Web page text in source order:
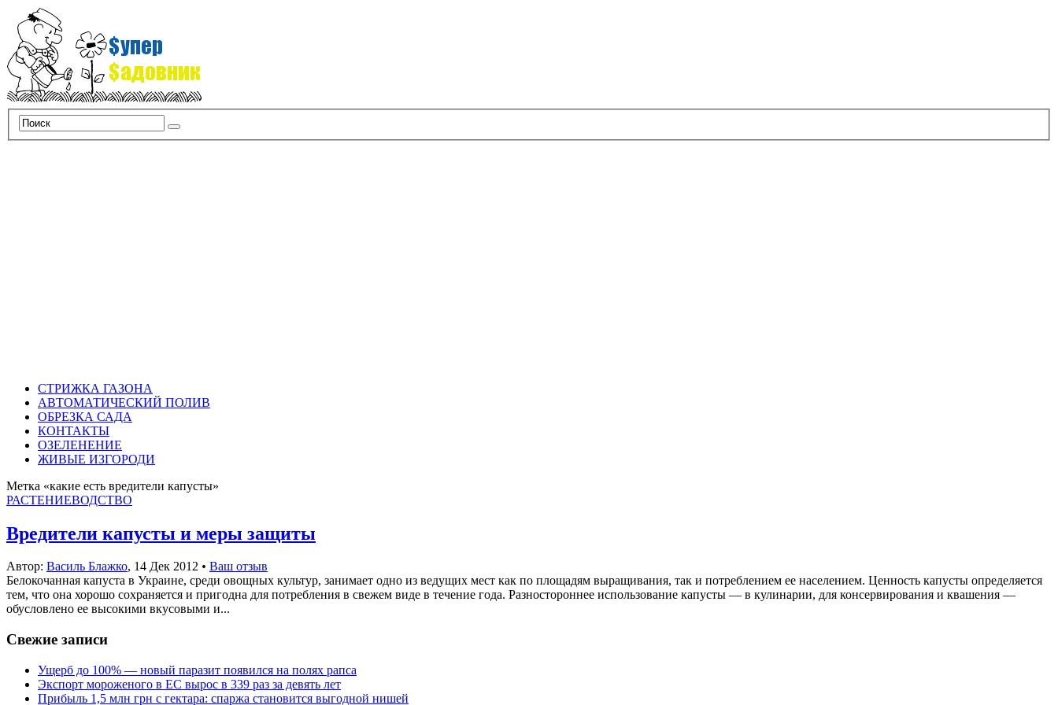
СТРИЖКА ГАЗОНА
АВТОМАТИЧЕСКИЙ ПОЛИВ
ОБРЕЗКА САДА
КОНТАКТЫ
ОЗЕЛЕНЕНИЕ
ЖИВЫЕ ИЗГОРОДИ
Метка «какие есть вредители капусты»
РАСТЕНИЕВОДСТВО
Вредители капусты и меры защиты
Автор: Василь Блажко, 14 Дек 2012 • Ваш отзыв
Белокочанная капуста в Украине, среди овощных культур, занимает одно из ведущих мест как по площадям выращивания, так и потреблением ее населением. Ценность капусты определяется
тем, что она хорошо сохраняется и пригодна для потребления в свежем виде в течение года. Разностороннее использование капусты — в кулинарии, для консервирования и квашения —
обусловлено ее высокими вкусовыми и...
Свежие записи
Ущерб до 100% — новый паразит появился на полях рапса
Экспорт мороженого в ЕС вырос в 339 раз за девять лет
Прибыль 1,5 млн грн с гектара: спаржа становится выгодной нишей